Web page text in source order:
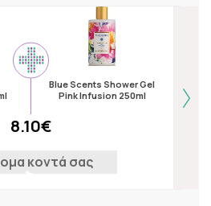
Blue Scents Shower Gel
Pink Infusion 250ml
8.10€
κοντά σας